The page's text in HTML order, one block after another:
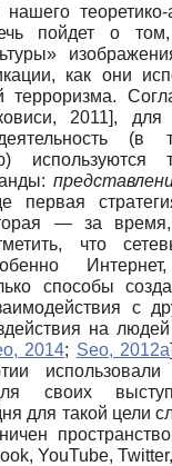
теоретико-
пойдет о
как они
терроризма.
2011], для
первая
— за
что
способы
с
на людей
2014; Seo, 2012а]
использовали
своих
для такой цели
YouTube,